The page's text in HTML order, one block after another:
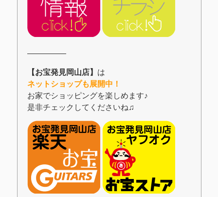
―――――
【お宝発見岡山店】 は
ネットショップも展開中！
お家でショッピングを楽しめます♪
是非チェックしてくださいね♫